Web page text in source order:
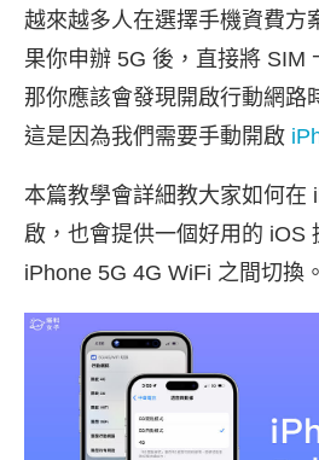
越來越多人在選擇手機資費方
果你申辦 5G 後，直接將 SIM
那你應該會發現開啟行動網路
這是因為我們需要手動開啟
本篇教學會詳細教大家如何在
啟，也會提供一個好用的 iOS
iPhone 5G 4G WiFi 之間切換。